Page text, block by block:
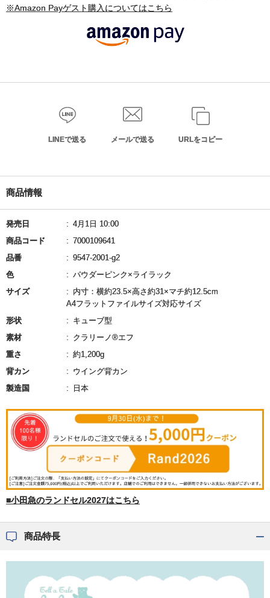
※Amazon Payゲスト購入についてはこちら
LINEで送る メールで送る URLをコピー
商品情報
発売日
4月1日 10:00
商品コード
7000109641
品番
9547-2001-g2
色
パウダーピンク×ライラック
サイズ
内寸：横約23.5×高さ約31×マチ約12.5cm
A4フラットファイルサイズ対応サイズ
形状
キューブ型
素材
クラリーノ®エフ
重さ
約1,200g
背カン
ウイング背カン
製造国
日本
■小田急のランドセル2027はこちら
商品特長